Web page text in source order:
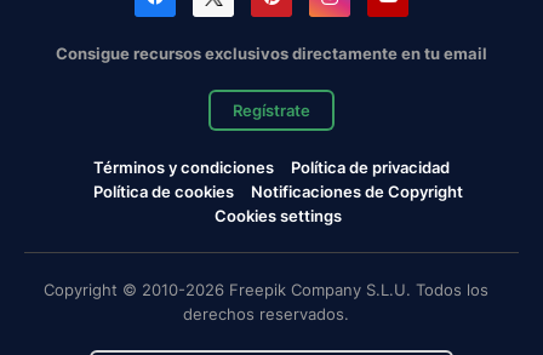
Consigue recursos exclusivos directamente en tu email
Regístrate
Términos y condiciones
Política de privacidad
Política de cookies
Notificaciones de Copyright
Cookies settings
Copyright © 2010-2026 Freepik Company S.L.U. Todos los
derechos reservados.